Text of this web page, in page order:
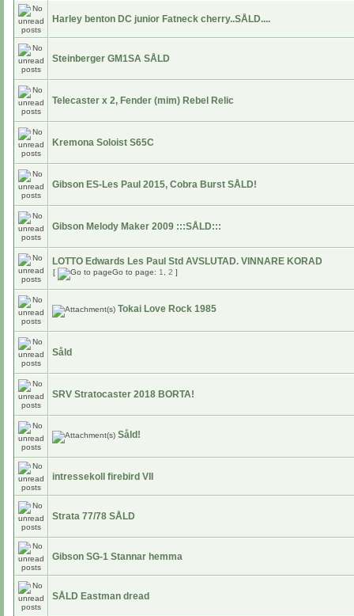
Harley benton DC junior Fatneck cherry..SÅLD....
Steinberger GM1SA SÅLD
Telecaster x 2, Fender (mim) Rebel Relic
Kremona Soloist S65C
Gibson ES-Les Paul 2015, Cobra Burst SÅLD!
Gibson Melody Maker 2009 :::SÅLD:::
LOTTO Edwards Les Paul Std AVSLUTAD. VINNARE KORAD
[ Go to page: 1 2 ]
Tokai Love Rock 1985
Såld
SRV Stratocaster 2018 BORTA!
Såld!
intressekoll firebird VII
Strata 77/78 SÅLD
Gibson SG-1 Stannar hemma
SÅLD Eastman dread